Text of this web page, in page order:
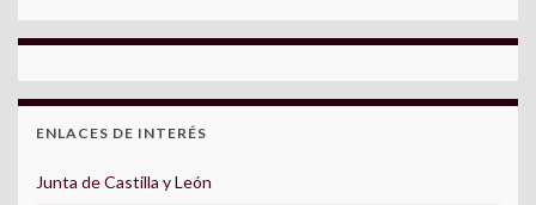
ENLACES DE INTERÉS
Junta de Castilla y León